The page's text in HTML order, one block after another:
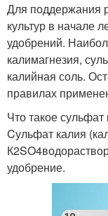
Для поддержания
культур в начале
удобрений.
калимагнезия,
калийная соль.
правилах
Что такое сульфат
Cульфат калия
удобрение.